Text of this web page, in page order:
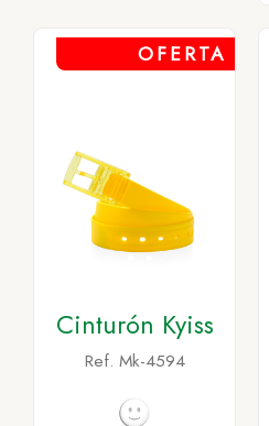
OFERTA
Cinturón Kyiss
Ref. Mk-4594